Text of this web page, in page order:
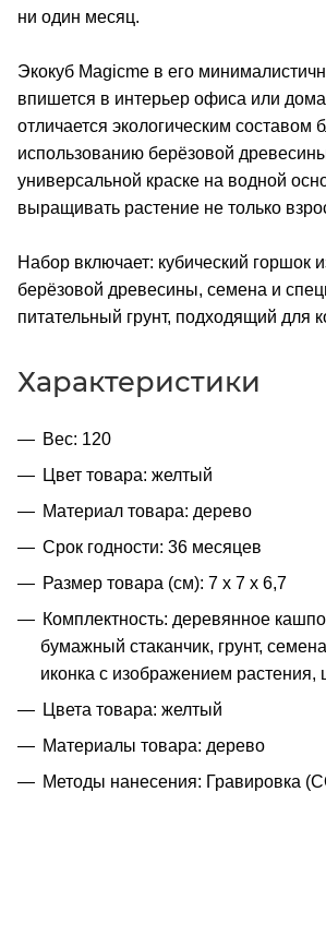
ни один месяц.
Экокуб Magicme в его
впишется в интерьер офиса или
отличается экологическим составом
использованию берёзовой
универсальной краске на водной
выращивать растение не только
Набор включает: кубический горшок
берёзовой древесины, семена и
питательный грунт, подходящий для
Характеристики
Вес: 120
Цвет товара: желтый
Материал товара: дерево
Срок годности: 36 месяцев
Размер товара (см): 7 х 7 х 6,7
Комплектность: деревянное
бумажный стаканчик, грунт,
иконка с изображением растения,
Цвета товара: желтый
Материалы товара: дерево
Методы нанесения: Гравировка